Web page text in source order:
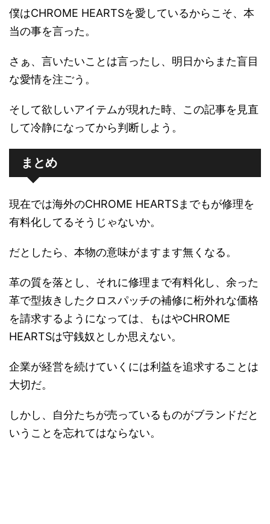
僕はCHROME HEARTSを愛しているからこそ、本
当の事を言った。
さぁ、言いたいことは言ったし、明日からまた盲目
な愛情を注ごう。
そして欲しいアイテムが現れた時、この記事を見直
して冷静になってから判断しよう。
まとめ
現在では海外のCHROME HEARTSまでもが修理を
有料化してるそうじゃないか。
だとしたら、本物の意味がますます無くなる。
革の質を落とし、それに修理まで有料化し、余った
革で型抜きしたクロスパッチの補修に桁外れな価格
を請求するようになっては、もはやCHROME
HEARTSは守銭奴としか思えない。
企業が経営を続けていくには利益を追求することは
大切だ。
しかし、自分たちが売っているものがブランドだと
いうことを忘れてはならない。